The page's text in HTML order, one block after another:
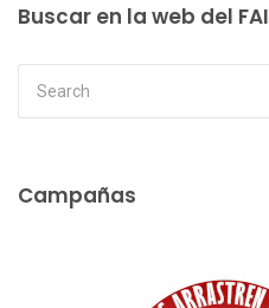
Buscar en la web del FAI
Campañas